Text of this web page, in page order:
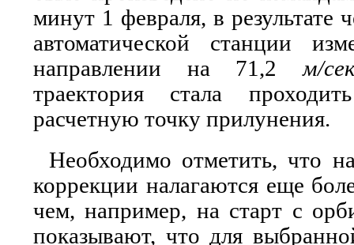
минут 1 февраля, в результате
автоматической станции
направлении на 71,2м/
траектория стала
расчетную точку прилунения.
Необходимо отметить, что
коррекции налагаются еще
чем, например, на старт с
показывают, что для